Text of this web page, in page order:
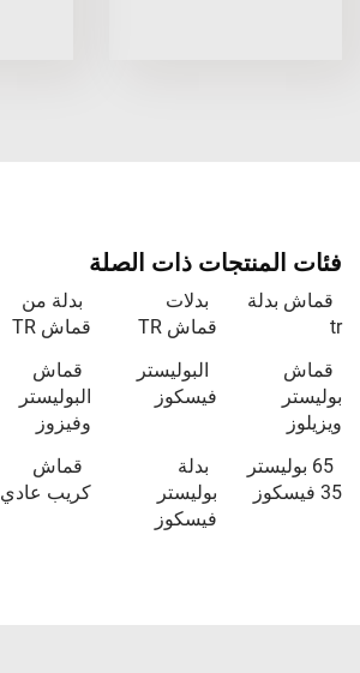
فئات المنتجات ذات الصلة
قماش بدلة
tr
بدلات
قماش TR
بدلة من
قماش TR
قماش
بوليستر
ويزيلوز
البوليستر
فيسكوز
قماش
البوليستر
وفيزوز
65 بوليستر
35 فيسكوز
بدلة
بوليستر
فيسكوز
قماش
كريب عادي